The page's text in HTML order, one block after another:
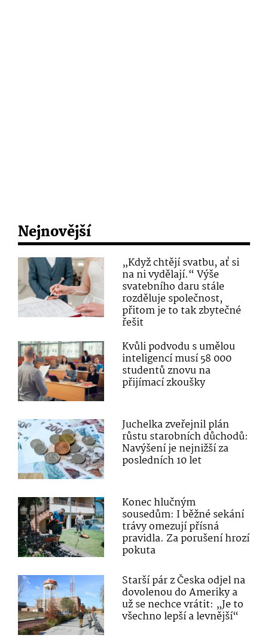
Nejnovější
„Když chtějí svatbu, ať si
na ni vydělají.“ Výše
svatebního daru stále
rozděluje společnost,
přitom je to tak zbytečné
řešit
Kvůli podvodu s umělou
inteligencí musí 58 000
studentů znovu na
přijímací zkoušky
Juchelka zveřejnil plán
růstu starobních důchodů:
Navýšení je nejnižší za
posledních 10 let
Konec hlučným
sousedům: I běžné sekání
trávy omezují přísná
pravidla. Za porušení hrozí
pokuta
Starší pár z Česka odjel na
dovolenou do Ameriky a
už se nechce vrátit: „Je to
všechno lepší a levnější“